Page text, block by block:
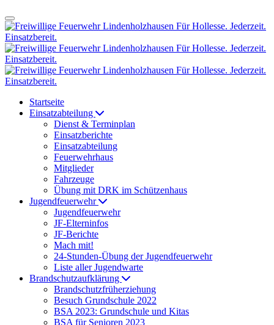
Startseite
Einsatzabteilung
Dienst & Terminplan
Einsatzberichte
Einsatzabteilung
Feuerwehrhaus
Mitglieder
Fahrzeuge
Übung mit DRK im Schützenhaus
Jugendfeuerwehr
Jugendfeuerwehr
JF-Elterninfos
JF-Berichte
Mach mit!
24-Stunden-Übung der Jugendfeuerwehr
Liste aller Jugendwarte
Brandschutzaufklärung
Brandschutzfrüherziehung
Besuch Grundschule 2022
BSA 2023: Grundschule und Kitas
BSA für Senioren 2023